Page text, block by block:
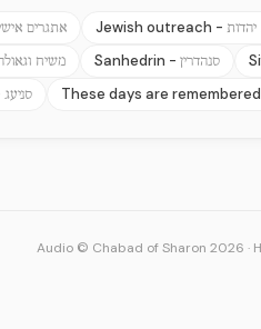
אתגרים Jewish outreach -
משיח Sanhedrin - סנהדרין
סניעג These days are
Audio © Chabad of Sharon 2026 ·